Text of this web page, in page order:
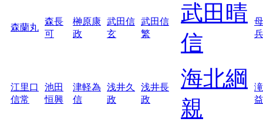
森蘭丸
森長
可
榊原康
政
武田信
玄
武田信
繁
武田晴
信
江里口
信常
池田
恒興
津軽為
信
浅井久
政
浅井長
政
海北綱
親
益